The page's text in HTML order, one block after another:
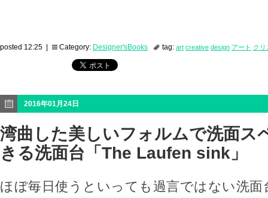
posted 12:25 | Category: Designer'sBooks tag: art creative design アート クリ
2016年01月24日
湾曲した美しいフォルムで洗面ス
きる洗面台「The Laufen sink」
ほぼ毎日使うといっても過言ではない洗面